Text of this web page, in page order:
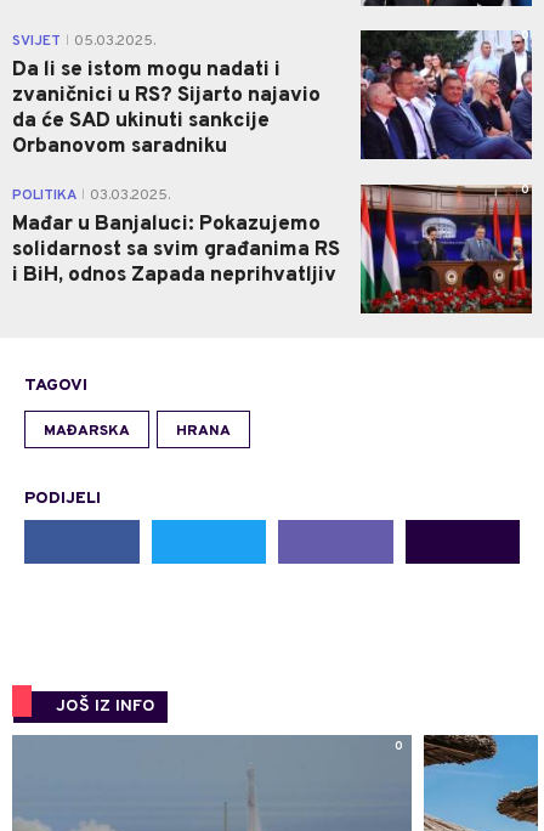
SVIJET 05.03.2025.
Da li se istom mogu nadati i
zvaničnici u RS? Sijarto najavio
da će SAD ukinuti sankcije
Orbanovom saradniku
0
POLITIKA 03.03.2025.
Mađar u Banjaluci: Pokazujemo
solidarnost sa svim građanima RS
i BiH, odnos Zapada neprihvatljiv
0
TAGOVI
MAĐARSKA HRANA
PODIJELI
JOŠ IZ INFO
0